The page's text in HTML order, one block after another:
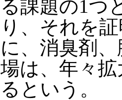
る課題の1つ
り、それを
に、消臭剤
場は、年々
るという。